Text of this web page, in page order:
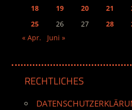
18
19 20 21
25
26 27 28
« Apr.
Juni »
RECHTLICHES